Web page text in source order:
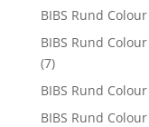
BIBS Rund
BIBS Rund
(7)
BIBS Rund
BIBS Rund